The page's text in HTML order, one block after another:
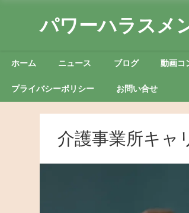
パワーハラスメ
ホーム ニュース ブログ 動画コ
プライバシーポリシー お問い合せ
介護事業所キャ